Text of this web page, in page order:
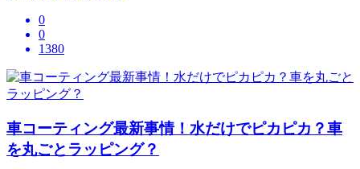
0
0
1380
車コーティング最新事情！水だけでピカピカ？車
を丸ごとラッピング？